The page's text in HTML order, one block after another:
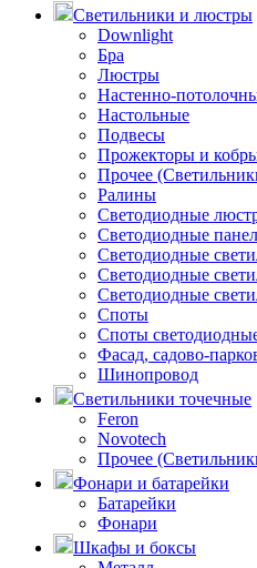
Светильники и люстры
Downlight
Бра
Люстры
Настенно-
Настольные
Подвесы
Прожекторы и
Прочее
Ралины
Светодиодные
Светодиодные
Светодиодные
Светодиодные
Светодиодные
Споты
Споты
Фасад, садово-
Шинопровод
Светильники точечные
Feron
Novotech
Прочее
Фонари и батарейки
Батарейки
Фонари
Шкафы и боксы